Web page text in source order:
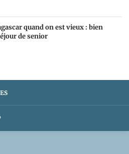
quand on est vieux : bien
de senior